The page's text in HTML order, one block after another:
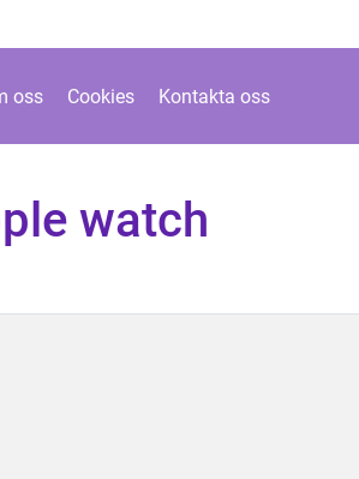
oss Cookies Kontakta oss
watch